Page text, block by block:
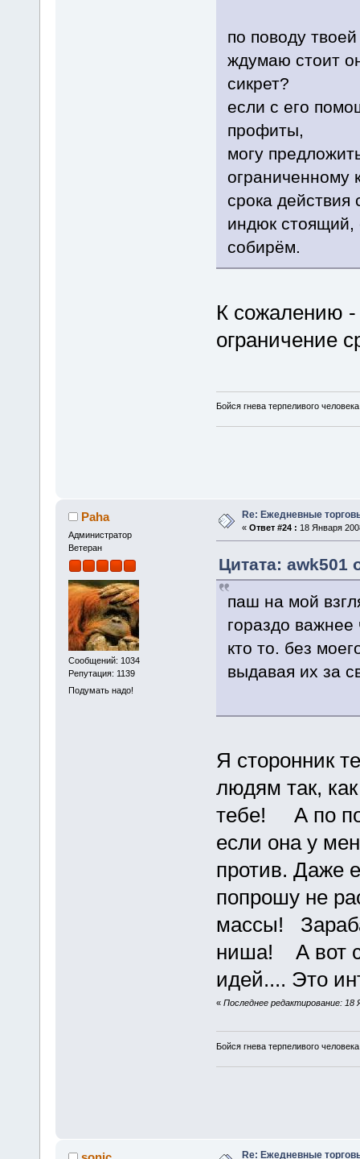
по поводу
ждумаю стоит
сикрет?
если с его
профиты,
могу
ограниченному
срока
индюк стоящий,
собирём.
К сожалению -
ограничение
Бойся гнева терпеливого
Paha
Администратор
Ветеран
Сообщений: 1034
Репутация: 1139
Подумать надо!
Re: Ежедневные
« Ответ #24 : 18 Января
Цитата: awk501
паш на мой
гораздо
кто то. без
выдавая их за
Я сторонник
людям так,
тебе! А по
если она у
против. Даже
попрошу не
массы!
ниша! А вот
идей.... Это
« Последнее редактирование: 18
Бойся гнева терпеливого
Re: Ежедневные